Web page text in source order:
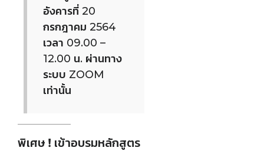
อังคารที่ 20
กรกฎาคม 2564
เวลา 09.00 –
12.00 น. ผ่านทาง
ระบบ ZOOM
เท่านั้น
พิเศษ ! เข้าอบรมหลักสูตร